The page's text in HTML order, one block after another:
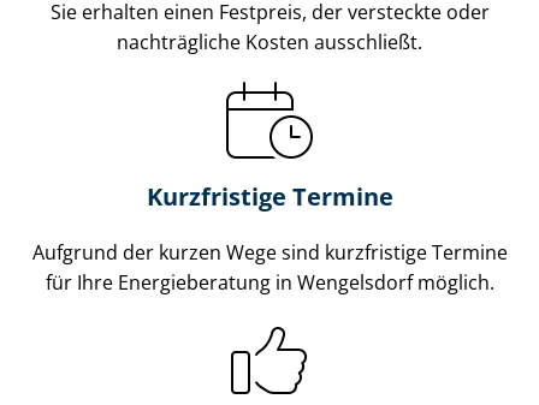
Sie erhalten einen Festpreis, der versteckte oder
nachträgliche Kosten ausschließt.
Kurzfristige Termine
Aufgrund der kurzen Wege sind kurzfristige Termine
für Ihre Energieberatung in Wengelsdorf möglich.